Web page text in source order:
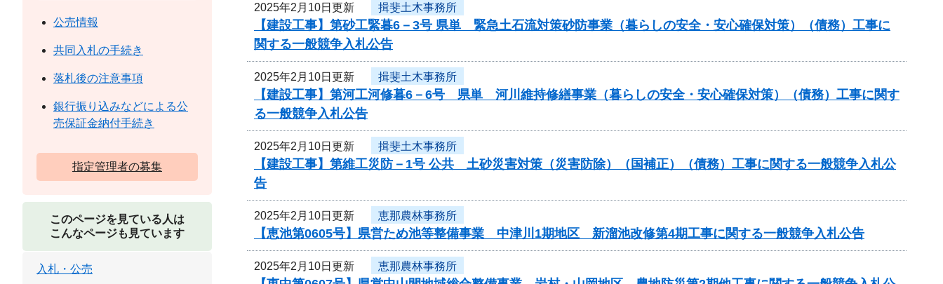
2025年2月10日更新 揖斐土木事務所
【建設工事】第砂工緊暮6－3号 県単 緊急土石流対策砂防事業（暮らしの安全・安心確保対策）（債務）工事に
関する一般競争入札公告
2025年2月10日更新 揖斐土木事務所
【建設工事】第河工河修暮6－6号 県単 河川維持修繕事業（暮らしの安全・安心確保対策）（債務）工事に関す
る一般競争入札公告
2025年2月10日更新 揖斐土木事務所
【建設工事】第維工災防－1号 公共 土砂災害対策（災害防除）（国補正）（債務）工事に関する一般競争入札公
告
2025年2月10日更新 恵那農林事務所
【恵池第0605号】県営ため池等整備事業 中津川1期地区 新溜池改修第4期工事に関する一般競争入札公告
2025年2月10日更新 恵那農林事務所
公売情報
共同入札の手続き
落札後の注意事項
銀行振り込みなどによる公
売保証金納付手続き
指定管理者の募集
このページを見ている人は
こんなページも見ています
入札・公売